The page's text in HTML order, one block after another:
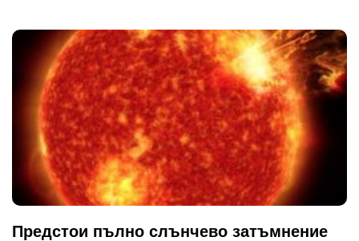
Предстои пълно слънчево затъмнение